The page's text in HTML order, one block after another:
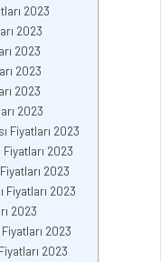
2023
2023
2023
2023
2023
2023
Fiyatları 2023
Fiyatları 2023
2023
Fiyatları 2023
2023
2023
2023